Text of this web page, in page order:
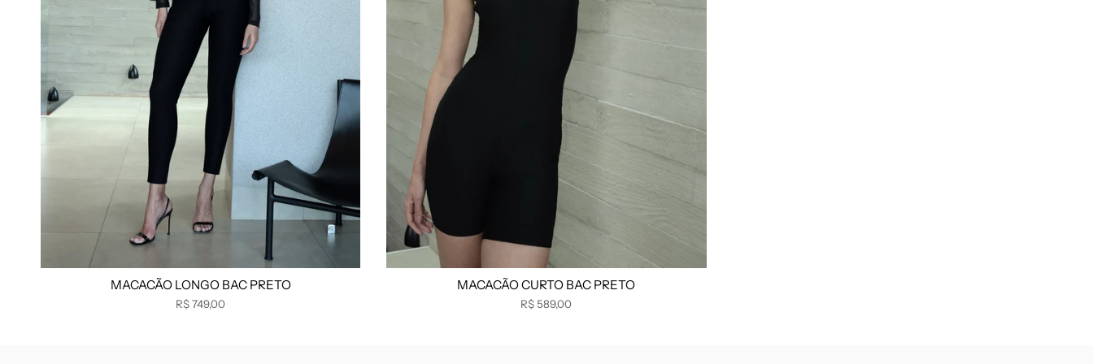
MACACÃO LONGO BAC PRETO
R$ 749,00
MACACÃO CURTO BAC PRETO
R$ 589,00